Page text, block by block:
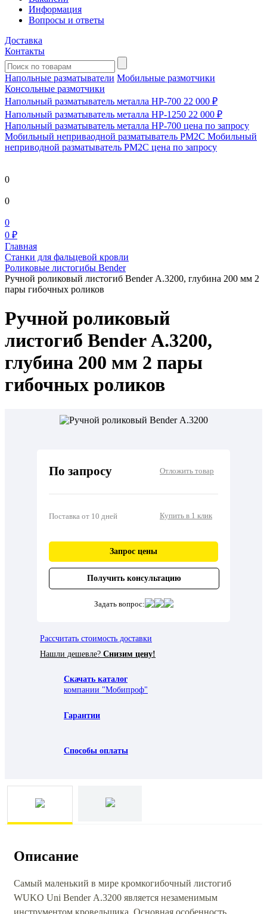
Информация
Вопросы и ответы
Доставка
Контакты
Напольные разматыватели Мобильные размотчики
Консольные размотчики
Напольный разматыватель металла HP-700 22 000 ₽
Напольный разматыватель металла HP-1250 22 000 ₽
Напольный разматыватель металла HP-700 цена по запросу
Мобильный непривaодной разматыватель РМ2С Мобильный
неприводной разматыватель РМ2С цена по запросу
0
0
0
0 ₽
Главная
Станки для фальцевой кровли
Роликовые листогибы Bender
Ручной роликовый листогиб Bender А.3200, глубина 200 мм 2
пары гибочных роликов
Ручной роликовый
листогиб Bender А.3200,
глубина 200 мм 2 пары
гибочных роликов
По запросу Отложить товар
Поставка от 10 дней Купить в 1 клик
Запрос цены
Получить консультацию
Задать вопрос:
Рассчитать стоимость доставки
Нашли дешевле? Снизим цену!
Скачать каталог
компании "Мобипроф"
Гарантии
Способы оплаты
Описание
Самый маленький в мире кромкогибочный листогиб
WUKO Uni Bender А.3200 является незаменимым
инструментом кровельщика. Основная особенность